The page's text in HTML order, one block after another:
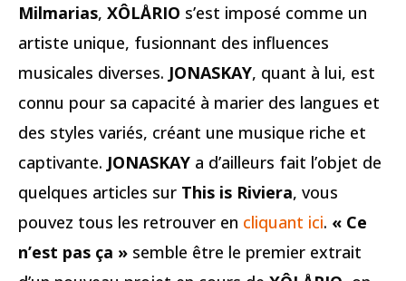
Milmarias, XÔLÅRIO s’est imposé comme un
artiste unique, fusionnant des influences
musicales diverses. JONASKAY, quant à lui, est
connu pour sa capacité à marier des langues et
des styles variés, créant une musique riche et
captivante. JONASKAY a d’ailleurs fait l’objet de
quelques articles sur This is Riviera, vous
pouvez tous les retrouver en cliquant ici. « Ce
n’est pas ça » semble être le premier extrait